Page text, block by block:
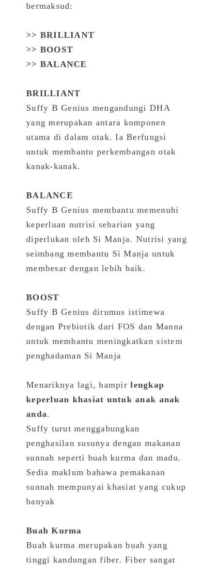
bermaksud:
>> BRILLIANT
>> BOOST
>> BALANCE
BRILLIANT
Suffy B Genius mengandungi DHA
yang merupakan antara komponen
utama di dalam otak. Ia Berfungsi
untuk membantu perkembangan otak
kanak-kanak.
BALANCE
Suffy B Genius membantu memenuhi
keperluan nutrisi seharian yang
diperlukan oleh Si Manja. Nutrisi yang
seimbang membantu Si Manja untuk
membesar dengan lebih baik.
BOOST
Suffy B Genius dirumus istimewa
dengan Prebiotik dari FOS dan Manna
untuk membantu meningkatkan sistem
penghadaman Si Manja
Menariknya lagi, hampirlengkap
keperluan khasiat untuk anak anak
anda.
Suffy turut menggabungkan
penghasilan susunya dengan makanan
sunnah seperti buah kurma dan madu.
Sedia maklum bahawa pemakanan
sunnah mempunyai khasiat yang cukup
banyak
Buah Kurma
Buah kurma merupakan buah yang
tinggi kandungan fiber. Fiber sangat